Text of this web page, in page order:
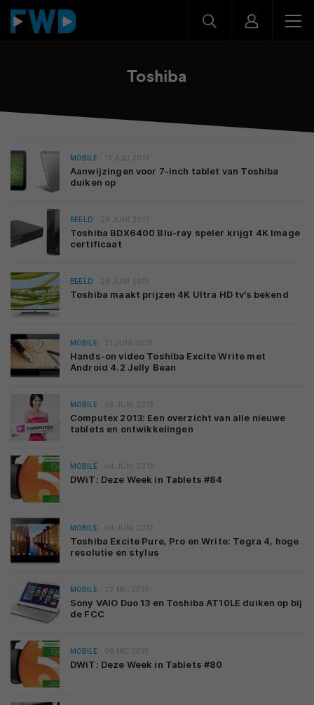
Toshiba
MOBILE 11 JULI 2013
Aanwijzingen voor 7-inch tablet van Toshiba
duiken op
BEELD 28 JUNI 2013
Toshiba BDX6400 Blu-ray speler krijgt 4K Image
certificaat
BEELD 28 JUNI 2013
Toshiba maakt prijzen 4K Ultra HD tv’s bekend
MOBILE 21 JUNI 2013
Hands-on video Toshiba Excite Write met
Android 4.2 Jelly Bean
MOBILE 06 JUNI 2013
Computex 2013: Een overzicht van alle nieuwe
tablets en ontwikkelingen
MOBILE 04 JUNI 2013
DWiT: Deze Week in Tablets #84
MOBILE 04 JUNI 2013
Toshiba Excite Pure, Pro en Write: Tegra 4, hoge
resolutie en stylus
MOBILE 22 MEI 2013
Sony VAIO Duo 13 en Toshiba AT10LE duiken op bij
de FCC
MOBILE 06 MEI 2013
DWiT: Deze Week in Tablets #80